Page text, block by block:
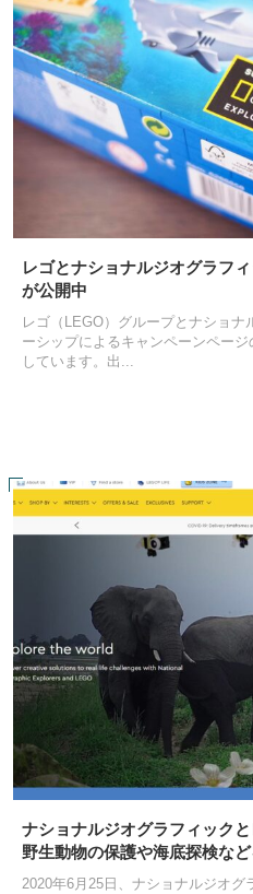
レゴとナショナルジオグラフ
が公開中
レゴ（LEGO）グループとナショ
ーシップによるキャンペーンペー
しています。出...
ナショナルジオグラフィック
野生動物の保護や海底探検な
2020年6月25日、ナショナルジオ